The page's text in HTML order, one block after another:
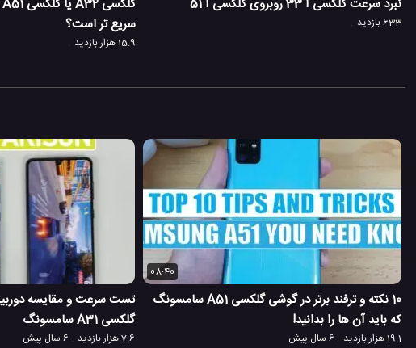
نبرد سرعت گلکسی آ 33 روبروی گلکسی آ 51
633 بازدید
سریع تر است؟
15.9 هزار بازدید
08:40
10 نکته و ترفند برتر در گوشی گلکسی A51 سامسونگ
که باید آن ها را بدانید!
19.1 هزار بازدید 6 سال پیش
گلکسی A31 سامسونگ
7.6 هزار بازدید 6 سال پیش